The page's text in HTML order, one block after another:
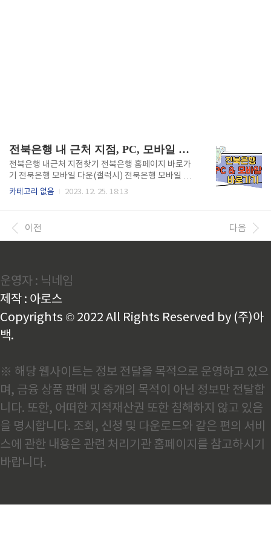
전북은행 내 근처 지점, PC, 모바일 앱 바로가기
전북은행 내근처 지점찾기 전북은행 홈페이지 바로가
기 전북은행 모바일 다운(갤럭시) 전북은행 모바일 다
운(애플) 위 버튼을 통해서 빠르게 내 근처 전북은행 지
경기, 대전, 세종에 있는 전북은행 지점과 365코너를
쉽게 찾아보실 수 있습니다. 두번째 버튼은 전북은행 홈
각자 맞는 어플을 다운 받아 사용해 보시길 바랍니다.
카테고리 없음 2023. 12. 25. 18:13
이전 다음
운영자 : 닉네임
제작 : 아로스
Copyrights © 2022 All Rights Reserved by (주)아
백.
※ 해당 웹사이트는 정보 전달을 목적으로 운영하고 있으
며, 금융 상품 판매 및 중개의 목적이 아닌 정보만 전달합
니다. 또한, 어떠한 지적재산권 또한 침해하지 않고 있음
을 명시합니다. 조회, 신청 및 다운로드와 같은 편의 서비
스에 관한 내용은 관련 처리기관 홈페이지를 참고하시기
바랍니다.